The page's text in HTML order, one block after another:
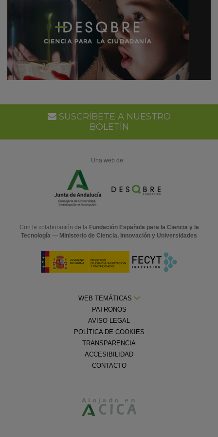
SUSCRÍBETE A NUESTRO
BOLETÍN
Una web de:
Con la colaboración de la Fundación Española para la Ciencia y la
Tecnología — Ministerio de Ciencia, Innovación y Universidades
WEB TEMÁTICAS
PATRONOS
AVISO LEGAL
POLÍTICA DE COOKIES
TRANSPARENCIA
ACCESIBILIDAD
CONTACTO